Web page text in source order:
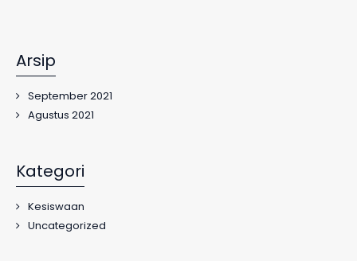
Arsip
September 2021
Agustus 2021
Kategori
Kesiswaan
Uncategorized